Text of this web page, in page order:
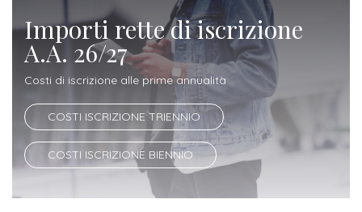
diventare
un
nostro
studente
ORIENTAMENTO
Importi rette di iscrizione
A.A. 26/27
Costi di iscrizione alle prime annualità
COSTI ISCRIZIONE TRIENNIO
COSTI ISCRIZIONE BIENNIO